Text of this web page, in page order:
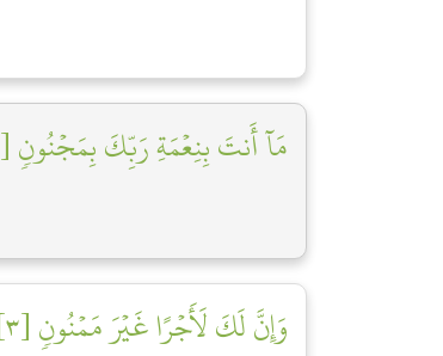
مَآ أَنتَ بِنِعۡمَةِ رَبِّكَ بِمَجۡنُونٖ [٢]
وَإِنَّ لَكَ لَأَجۡرًا غَيۡرَ مَمۡنُونٖ [٣]